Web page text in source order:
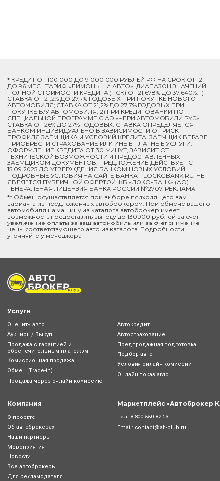
* КРЕДИТ ОТ 100 000 ДО 9 000 000 РУБЛЕЙ РФ НА СРОК ОТ 12
ДО 96 МЕС., ТАРИФ «ЛИМОНЫ НА АВТО», ДИАПАЗОН ЗНАЧЕНИЙ
ПОЛНОЙ СТОИМОСТИ КРЕДИТА (ПСК) ОТ 21,678% ДО 37,640%: 1)
СТАВКА ОТ 21,2% ДО 27,7% ГОДОВЫХ ПРИ ПОКУПКЕ НОВОГО
АВТОМОБИЛЯ; СТАВКА ОТ 21,2% ДО 27,7% ГОДОВЫХ ПРИ
ПОКУПКЕ Б/У АВТОМОБИЛЯ; 2) ПРИ КРЕДИТОВАНИИ ПО
СПЕЦИАЛЬНОЙ ПРОГРАММЕ C АО «ЧЕРИ АВТОМОБИЛИ РУС»
СТАВКА ОТ 26% ДО 27% ГОДОВЫХ. СТАВКА ОПРЕДЕЛЯЕТСЯ
БАНКОМ ИНДИВИДУАЛЬНО В ЗАВИСИМОСТИ ОТ РИСК-
ПРОФИЛЯ ЗАЁМЩИКА И УСЛОВИЙ КРЕДИТА. ЗАЁМЩИК ВПРАВЕ
ПРИОБРЕСТИ СТРАХОВАНИЕ ИЛИ ИНЫЕ ПЛАТНЫЕ УСЛУГИ.
ОФОРМЛЕНИЕ КРЕДИТА ОТ 30 МИНУТ, ЗАВИСИТ ОТ
ТЕХНИЧЕСКОЙ ВОЗМОЖНОСТИ И ПРЕДОСТАВЛЕННЫХ
ЗАЁМЩИКОМ ДОКУМЕНТОВ. ПРЕДЛОЖЕНИЕ ДЕЙСТВУЕТ С
15.09.2025 ДО УТВЕРЖДЕНИЯ БАНКОМ НОВЫХ УСЛОВИЙ.
ПОДРОБНЫЕ УСЛОВИЯ НА САЙТЕ БАНКА – LOCKOBANK.RU. НЕ
ЯВЛЯЕТСЯ ПУБЛИЧНОЙ ОФЕРТОЙ. КБ «ЛОКО-БАНК» (АО).
ГЕНЕРАЛЬНАЯ ЛИЦЕНЗИЯ БАНКА РОССИИ №2707. РЕКЛАМА.
** Обмен осуществляется при выборе подходящего вам
варианта из предложенных автоброкером. При обмене вашего
автомобиля на машину из каталога автоброкер имеет
возможность предоставить выгоду до 130000 рублей за счет
увеличение оплаты за ваш автомобиль или за счет снижение
цены соответствующего авто из каталога. Подробности
уточняйте у менеджера.
Услуги
Оценить авто
Аукцион / Выкуп
Продажа с гарантией и
обеспечительным платежом
Комиссионная продажа
Обмен (Trade-in)
Продажа через онлайн комиссию
Автокредит
Автострахование
Предпродажная подготовка
Подбор авто
Условия онлайн-комиcсии
Онлайн показ авто
Компания
О проекте
Об автоброкерах
Наши партнеры
Мероприятия
Новости
Все автоброкеры
Для рекламодателя
Маркетплейс «Автоброкер
Тел. 8 800 550-82-23
Email: contact@ab-club.ru